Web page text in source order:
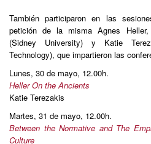
También participaron en las
petición de la misma Agnes
(Sidney University) y Katie
Technology), que impartieron las
Lunes, 30 de mayo, 12.00h.
Heller On the Ancients
Katie Terezakis
Martes, 31 de mayo, 12.00h.
Between the Normative and The
Culture